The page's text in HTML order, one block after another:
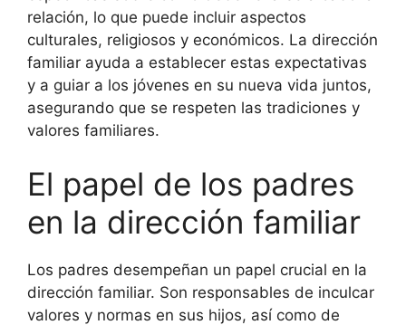
relación, lo que puede incluir aspectos
culturales, religiosos y económicos. La dirección
familiar ayuda a establecer estas expectativas
y a guiar a los jóvenes en su nueva vida juntos,
asegurando que se respeten las tradiciones y
valores familiares.
El papel de los padres
en la dirección familiar
Los padres desempeñan un papel crucial en la
dirección familiar. Son responsables de inculcar
valores y normas en sus hijos, así como de